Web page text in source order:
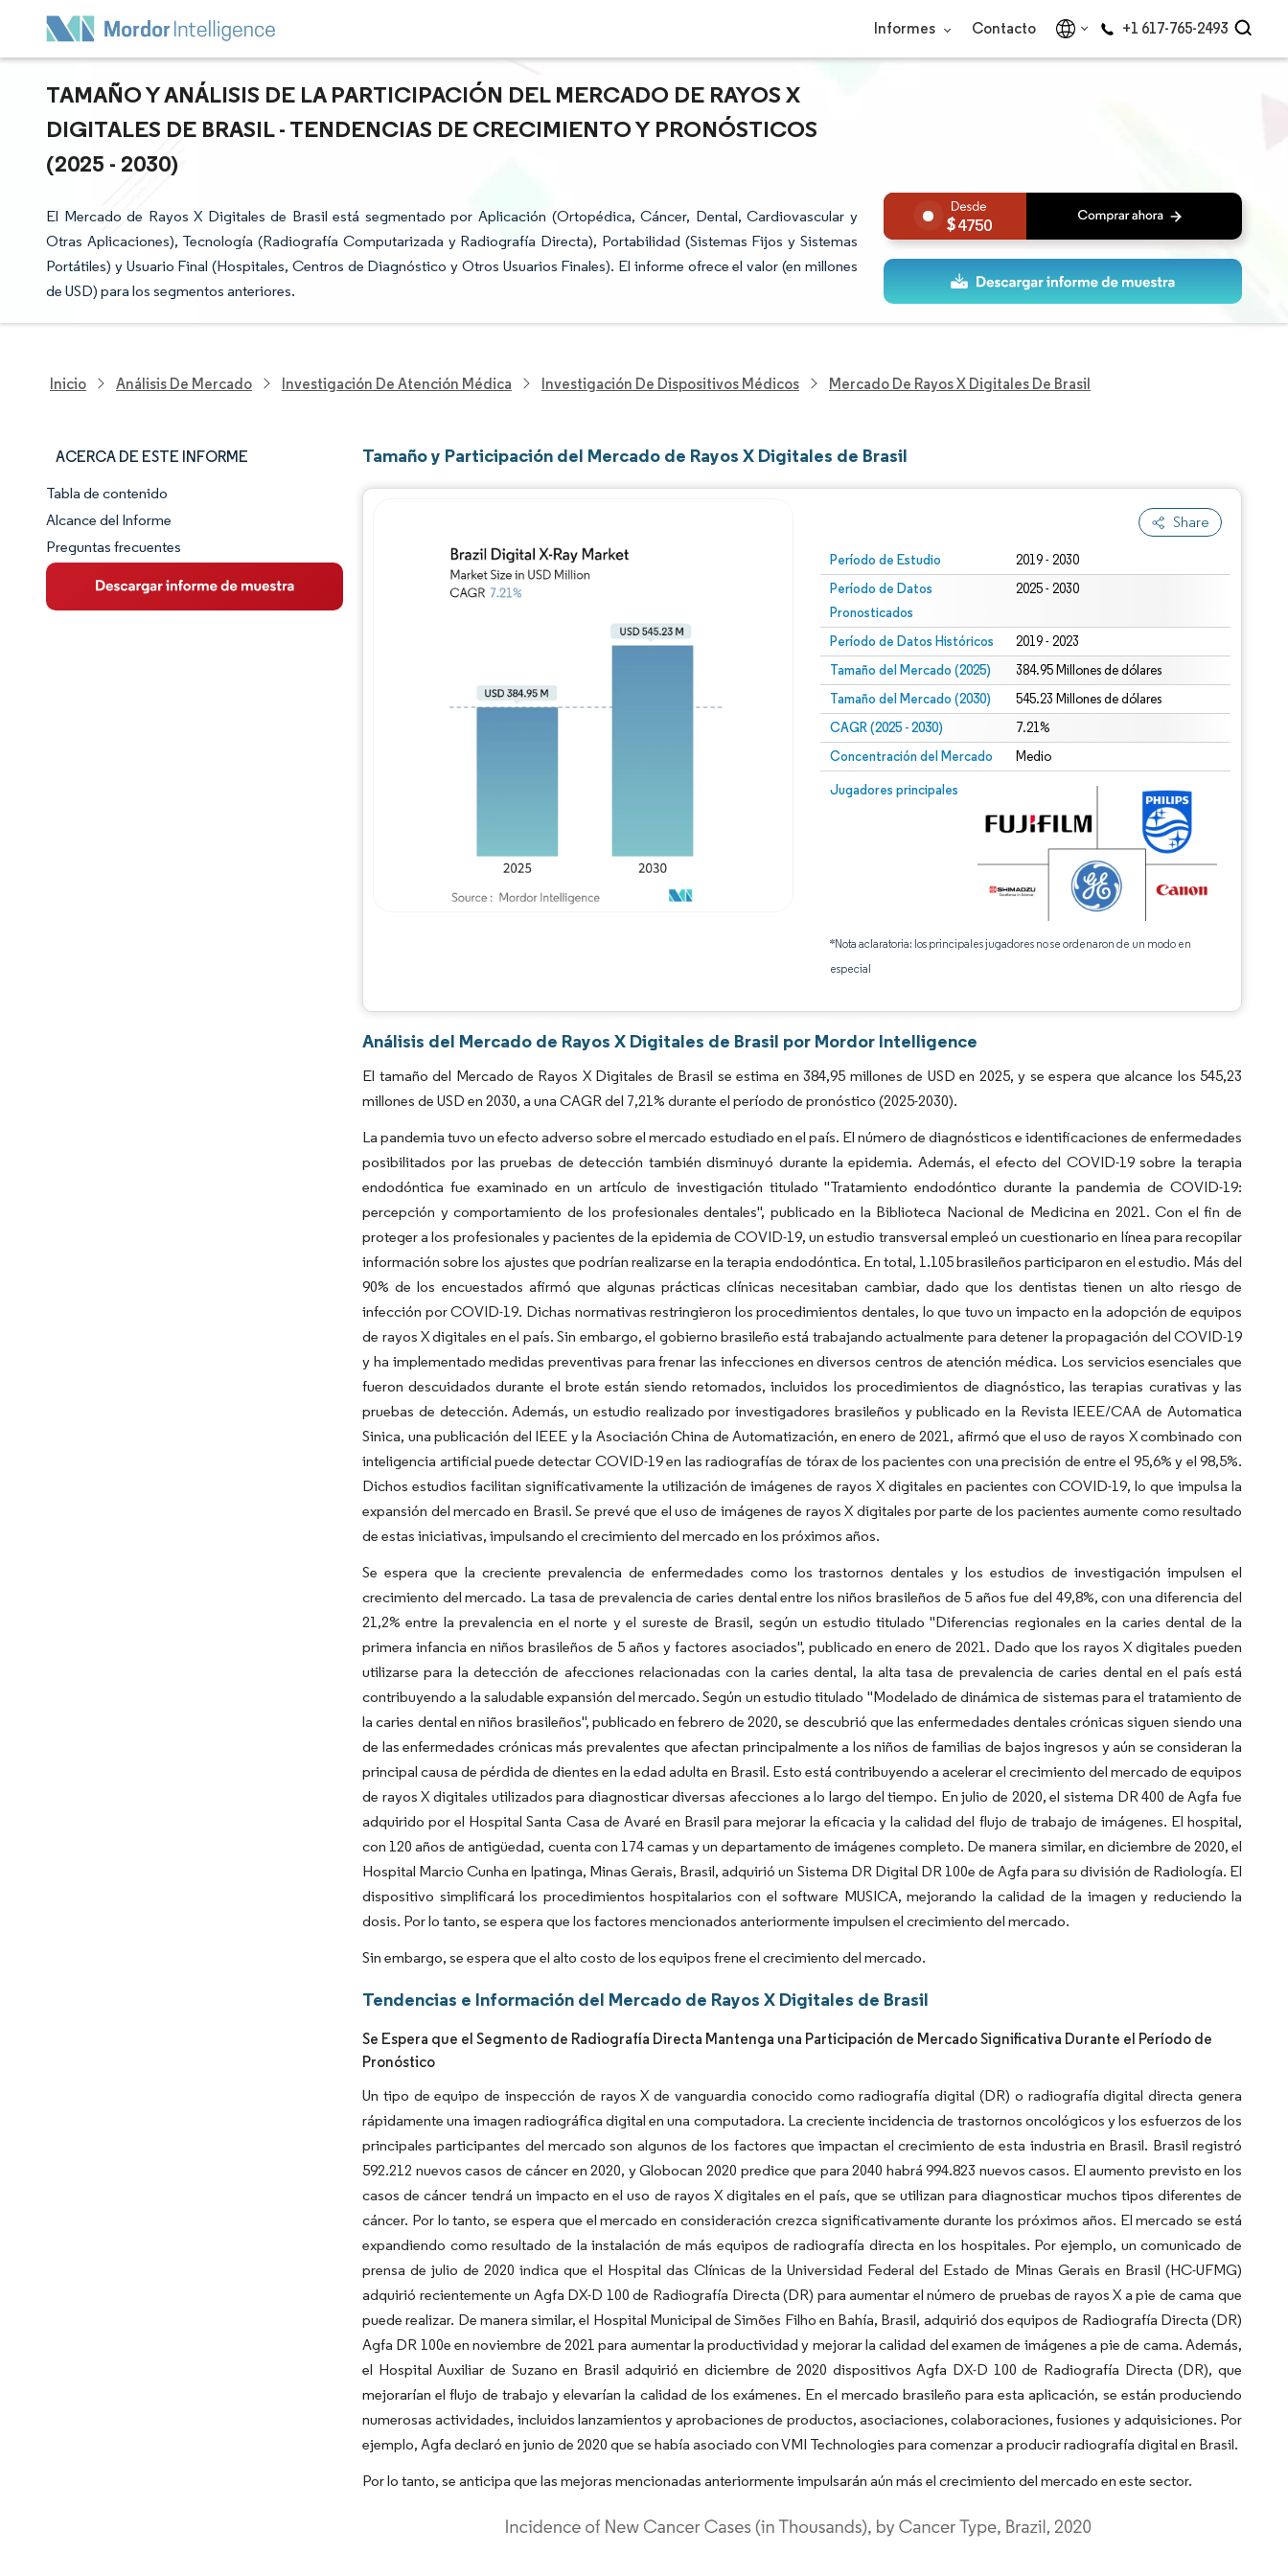
Informes Contacto +1 617-765-2493
TAMAÑO Y ANÁLISIS DE LA PARTICIPACIÓN DEL MERCADO DE RAYOS X
DIGITALES DE BRASIL - TENDENCIAS DE CRECIMIENTO Y PRONÓSTICOS
(2025 - 2030)
El Mercado de Rayos X Digitales de Brasil está segmentado por Aplicación (Ortopédica, Cáncer, Dental, Cardiovascular y
Otras Aplicaciones), Tecnología (Radiografía Computarizada y Radiografía Directa), Portabilidad (Sistemas Fijos y Sistemas
Portátiles) y Usuario Final (Hospitales, Centros de Diagnóstico y Otros Usuarios Finales). El informe ofrece el valor (en millones
de USD) para los segmentos anteriores.
4750
Inicio Análisis De Mercado Investigación De Atención Médica Investigación De Dispositivos Médicos Mercado De Rayos X Digitales De Brasil
ACERCA DE ESTE INFORME
Panorama del Mercado
Visión General del Mercado
Tendencias Principales del Mercado
Tabla de contenido
Alcance del Informe
Preguntas frecuentes
Tamaño y Participación del Mercado de Rayos X Digitales de Brasil
Share
Período de Estudio 2019 - 2030
Período de Datos
Pronosticados
2025 - 2030
Período de Datos Históricos 2019 - 2023
Tamaño del Mercado (2025) 384.95 Millones de dólares
Tamaño del Mercado (2030) 545.23 Millones de dólares
CAGR (2025 - 2030) 7.21%
Concentración del Mercado Medio
Jugadores principales
*Nota aclaratoria: los principales jugadores no se ordenaron de un modo en
especial
Análisis del Mercado de Rayos X Digitales de Brasil por Mordor Intelligence
El tamaño del Mercado de Rayos X Digitales de Brasil se estima en 384,95 millones de USD en 2025, y se espera que alcance los 545,23
millones de USD en 2030, a una CAGR del 7,21% durante el período de pronóstico (2025-2030).
La pandemia tuvo un efecto adverso sobre el mercado estudiado en el país. El número de diagnósticos e identificaciones de enfermedades
posibilitados por las pruebas de detección también disminuyó durante la epidemia. Además, el efecto del COVID-19 sobre la terapia
endodóntica fue examinado en un artículo de investigación titulado "Tratamiento endodóntico durante la pandemia de COVID-19:
percepción y comportamiento de los profesionales dentales", publicado en la Biblioteca Nacional de Medicina en 2021. Con el fin de
proteger a los profesionales y pacientes de la epidemia de COVID-19, un estudio transversal empleó un cuestionario en línea para recopilar
información sobre los ajustes que podrían realizarse en la terapia endodóntica. En total, 1.105 brasileños participaron en el estudio. Más del
90% de los encuestados afirmó que algunas prácticas clínicas necesitaban cambiar, dado que los dentistas tienen un alto riesgo de
infección por COVID-19. Dichas normativas restringieron los procedimientos dentales, lo que tuvo un impacto en la adopción de equipos
de rayos X digitales en el país. Sin embargo, el gobierno brasileño está trabajando actualmente para detener la propagación del COVID-19
y ha implementado medidas preventivas para frenar las infecciones en diversos centros de atención médica. Los servicios esenciales que
fueron descuidados durante el brote están siendo retomados, incluidos los procedimientos de diagnóstico, las terapias curativas y las
pruebas de detección. Además, un estudio realizado por investigadores brasileños y publicado en la Revista IEEE/CAA de Automatica
Sinica, una publicación del IEEE y la Asociación China de Automatización, en enero de 2021, afirmó que el uso de rayos X combinado con
inteligencia artificial puede detectar COVID-19 en las radiografías de tórax de los pacientes con una precisión de entre el 95,6% y el 98,5%.
Dichos estudios facilitan significativamente la utilización de imágenes de rayos X digitales en pacientes con COVID-19, lo que impulsa la
expansión del mercado en Brasil. Se prevé que el uso de imágenes de rayos X digitales por parte de los pacientes aumente como resultado
de estas iniciativas, impulsando el crecimiento del mercado en los próximos años.
Se espera que la creciente prevalencia de enfermedades como los trastornos dentales y los estudios de investigación impulsen el
crecimiento del mercado. La tasa de prevalencia de caries dental entre los niños brasileños de 5 años fue del 49,8%, con una diferencia del
21,2% entre la prevalencia en el norte y el sureste de Brasil, según un estudio titulado "Diferencias regionales en la caries dental de la
primera infancia en niños brasileños de 5 años y factores asociados", publicado en enero de 2021. Dado que los rayos X digitales pueden
utilizarse para la detección de afecciones relacionadas con la caries dental, la alta tasa de prevalencia de caries dental en el país está
contribuyendo a la saludable expansión del mercado. Según un estudio titulado "Modelado de dinámica de sistemas para el tratamiento de
la caries dental en niños brasileños", publicado en febrero de 2020, se descubrió que las enfermedades dentales crónicas siguen siendo una
de las enfermedades crónicas más prevalentes que afectan principalmente a los niños de familias de bajos ingresos y aún se consideran la
principal causa de pérdida de dientes en la edad adulta en Brasil. Esto está contribuyendo a acelerar el crecimiento del mercado de equipos
de rayos X digitales utilizados para diagnosticar diversas afecciones a lo largo del tiempo. En julio de 2020, el sistema DR 400 de Agfa fue
adquirido por el Hospital Santa Casa de Avaré en Brasil para mejorar la eficacia y la calidad del flujo de trabajo de imágenes. El hospital,
con 120 años de antigüedad, cuenta con 174 camas y un departamento de imágenes completo. De manera similar, en diciembre de 2020, el
Hospital Marcio Cunha en Ipatinga, Minas Gerais, Brasil, adquirió un Sistema DR Digital DR 100e de Agfa para su división de Radiología. El
dispositivo simplificará los procedimientos hospitalarios con el software MUSICA, mejorando la calidad de la imagen y reduciendo la
dosis. Por lo tanto, se espera que los factores mencionados anteriormente impulsen el crecimiento del mercado.
Sin embargo, se espera que el alto costo de los equipos frene el crecimiento del mercado.
Tendencias e Información del Mercado de Rayos X Digitales de Brasil
Se Espera que el Segmento de Radiografía Directa Mantenga una Participación de Mercado Significativa Durante el Período de
Pronóstico
Un tipo de equipo de inspección de rayos X de vanguardia conocido como radiografía digital (DR) o radiografía digital directa genera
rápidamente una imagen radiográfica digital en una computadora. La creciente incidencia de trastornos oncológicos y los esfuerzos de los
principales participantes del mercado son algunos de los factores que impactan el crecimiento de esta industria en Brasil. Brasil registró
592.212 nuevos casos de cáncer en 2020, y Globocan 2020 predice que para 2040 habrá 994.823 nuevos casos. El aumento previsto en los
casos de cáncer tendrá un impacto en el uso de rayos X digitales en el país, que se utilizan para diagnosticar muchos tipos diferentes de
cáncer. Por lo tanto, se espera que el mercado en consideración crezca significativamente durante los próximos años. El mercado se está
expandiendo como resultado de la instalación de más equipos de radiografía directa en los hospitales. Por ejemplo, un comunicado de
prensa de julio de 2020 indica que el Hospital das Clínicas de la Universidad Federal del Estado de Minas Gerais en Brasil (HC-UFMG)
adquirió recientemente un Agfa DX-D 100 de Radiografía Directa (DR) para aumentar el número de pruebas de rayos X a pie de cama que
puede realizar. De manera similar, el Hospital Municipal de Simões Filho en Bahía, Brasil, adquirió dos equipos de Radiografía Directa (DR)
Agfa DR 100e en noviembre de 2021 para aumentar la productividad y mejorar la calidad del examen de imágenes a pie de cama. Además,
el Hospital Auxiliar de Suzano en Brasil adquirió en diciembre de 2020 dispositivos Agfa DX-D 100 de Radiografía Directa (DR), que
mejorarían el flujo de trabajo y elevarían la calidad de los exámenes. En el mercado brasileño para esta aplicación, se están produciendo
numerosas actividades, incluidos lanzamientos y aprobaciones de productos, asociaciones, colaboraciones, fusiones y adquisiciones. Por
ejemplo, Agfa declaró en junio de 2020 que se había asociado con VMI Technologies para comenzar a producir radiografía digital en Brasil.
Por lo tanto, se anticipa que las mejoras mencionadas anteriormente impulsarán aún más el crecimiento del mercado en este sector.